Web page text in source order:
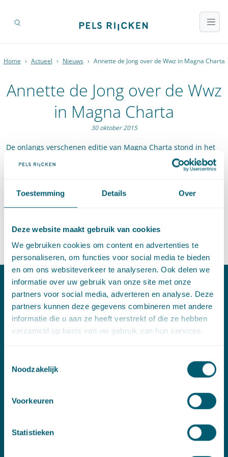
Toestemming Details Over
Deze website maakt gebruik van cookies
We gebruiken cookies om content en advertenties te
personaliseren, om functies voor social media te bieden
en om ons websiteverkeer te analyseren. Ook delen we
informatie over uw gebruik van onze site met onze
partners voor social media, adverteren en analyse. Deze
partners kunnen deze gegevens combineren met andere
informatie die u aan ze heeft verstrekt of die ze hebben
verzameld op basis van uw gebruik van hun services.
Noodzakelijk
Voorkeuren
Statistieken
Home › Actueel › Nieuws › Annette de Jong over de Wwz in Magna Charta
Annette de Jong over de Wwz
in Magna Charta
30 oktober 2015
De onlangs verschenen editie van Magna Charta stond in het
teken van de Wet werk en zekerheid. Hiervoor werden zes
'First Ladies' geïnterviewd. Eén daarvan is Annette de Jong. In
voor- en nadeel voor zowel de werkgever als de werknemer is.
Ook gaat zij in op de vraag wat de beste verandering is in
Benieuwd naar het interview? Klik dan .
Contact
T:+31 70 515 3000
E:info@pelsrijcken.nl